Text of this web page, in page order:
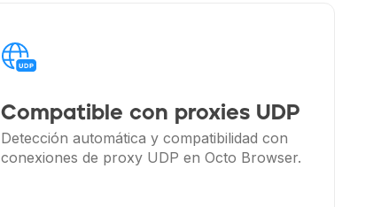
Compatible con proxies UDP
Detección automática y compatibilidad con
conexiones de proxy UDP en Octo Browser.